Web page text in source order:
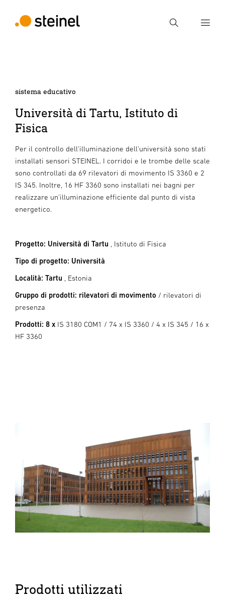
Ricerca
sistema educativo
Università di Tartu, Istituto di
Fisica
Per il controllo dell'illuminazione dell'università sono stati
installati sensori STEINEL. I corridoi e le trombe delle scale
sono controllati da 69 rilevatori di movimento IS 3360 e 2
IS 345. Inoltre, 16 HF 3360 sono installati nei bagni per
realizzare un'illuminazione efficiente dal punto di vista
energetico.
Progetto: Università di Tartu
, Istituto di Fisica
Tipo di progetto: Università
Località: Tartu
, Estonia
Gruppo di prodotti: rilevatori di movimento / rilevatori di
presenza
Prodotti: 8 x IS 3180 COM1 / 74 x IS 3360 / 4 x IS 345 / 16 x
HF 3360
Prodotti utilizzati